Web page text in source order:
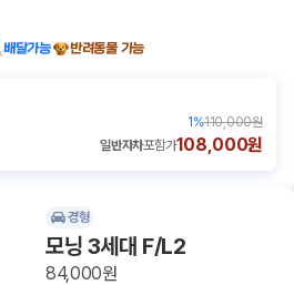
배달가능 반려동물 가능
1 %110,000원
일반자차포함가108,000원
경형
모닝 3세대 F/L2
84,000원